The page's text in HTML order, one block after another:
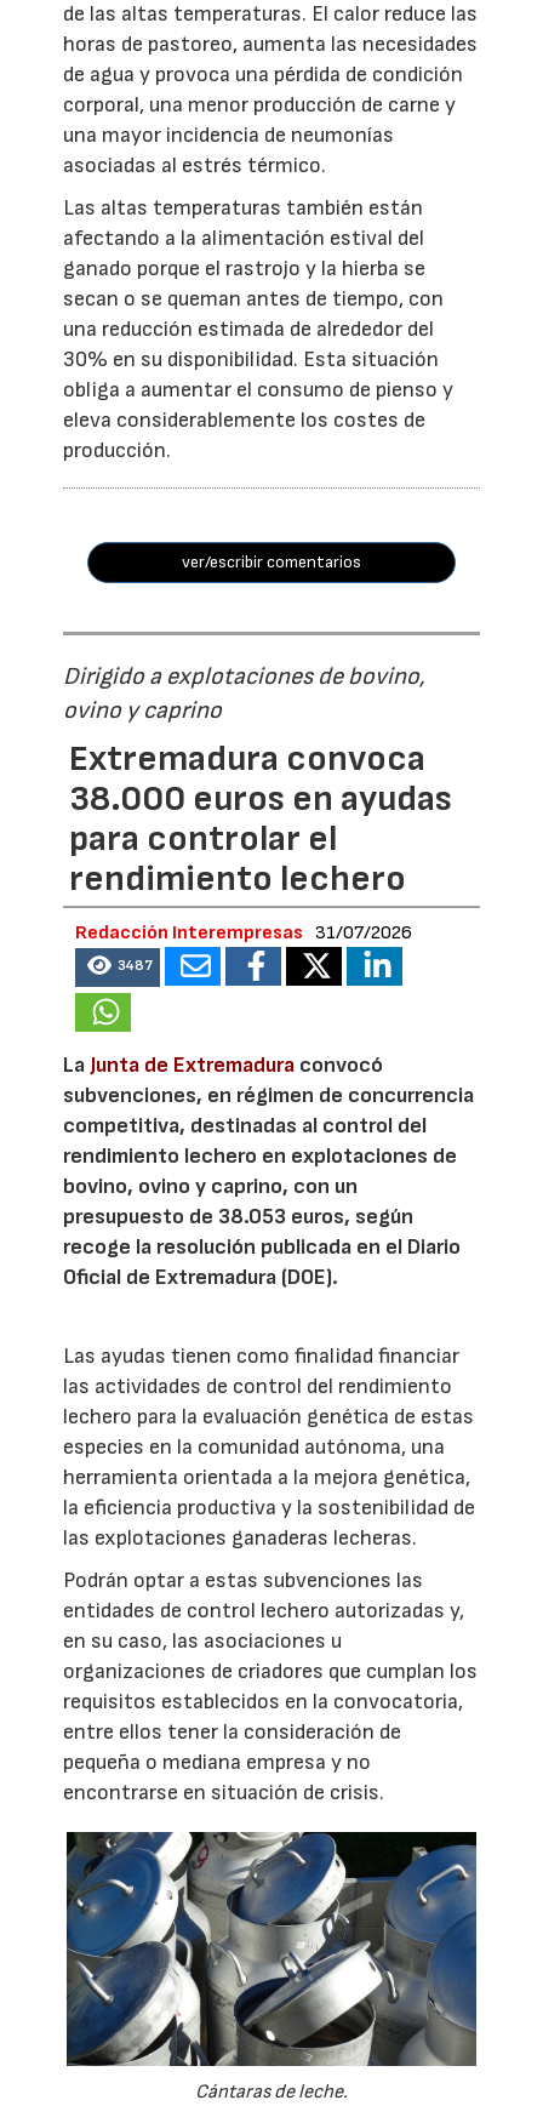
de las altas temperaturas. El calor reduce las
horas de pastoreo, aumenta las necesidades
de agua y provoca una pérdida de condición
corporal, una menor producción de carne y
una mayor incidencia de neumonías
asociadas al estrés térmico.
Las altas temperaturas también están
afectando a la alimentación estival del
ganado porque el rastrojo y la hierba se
secan o se queman antes de tiempo, con
una reducción estimada de alrededor del
30% en su disponibilidad. Esta situación
obliga a aumentar el consumo de pienso y
eleva considerablemente los costes de
producción.
ver/escribir comentarios
Dirigido a explotaciones de bovino,
ovino y caprino
Extremadura convoca
38.000 euros en ayudas
para controlar el
rendimiento lechero
Redacción Interempresas 31/07/2026
3487
La Junta de Extremadura convocó
subvenciones, en régimen de concurrencia
competitiva, destinadas al control del
rendimiento lechero en explotaciones de
bovino, ovino y caprino, con un
presupuesto de 38.053 euros, según
recoge la resolución publicada en el Diario
Oficial de Extremadura (DOE).
Las ayudas tienen como finalidad financiar
las actividades de control del rendimiento
lechero para la evaluación genética de estas
especies en la comunidad autónoma, una
herramienta orientada a la mejora genética,
la eficiencia productiva y la sostenibilidad de
las explotaciones ganaderas lecheras.
Podrán optar a estas subvenciones las
entidades de control lechero autorizadas y,
en su caso, las asociaciones u
organizaciones de criadores que cumplan los
requisitos establecidos en la convocatoria,
entre ellos tener la consideración de
pequeña o mediana empresa y no
encontrarse en situación de crisis.
Cántaras de leche.